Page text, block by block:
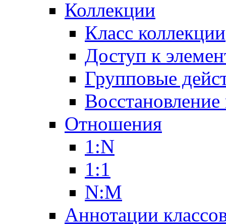
Коллекции
Класс коллекции
Доступ к
Групповые
Отношения
1:N
1:1
N:M
Аннотации